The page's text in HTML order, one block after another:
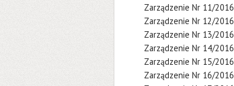
Zarządzenie Nr 11/2016
Zarządzenie Nr 12/2016
Zarządzenie Nr 13/2016
Zarządzenie Nr 14/2016
Zarządzenie Nr 15/2016
Zarządzenie Nr 16/2016